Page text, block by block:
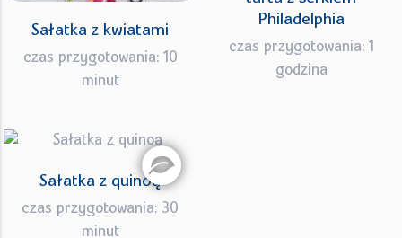
Sałatka z kwiatami
czas przygotowania: 10
minut
Philadelphia
czas przygotowania: 1
godzina
Sałatka z quinoą
czas przygotowania: 30
minut